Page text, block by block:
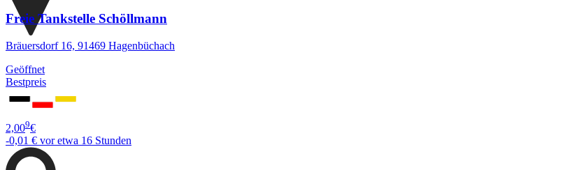
Freie Tankstelle Schöllmann
Bräuersdorf 16, 91469 Hagenbüchach
Geöffnet
Bestpreis
2,009€
-0,01 € vor etwa 16 Stunden